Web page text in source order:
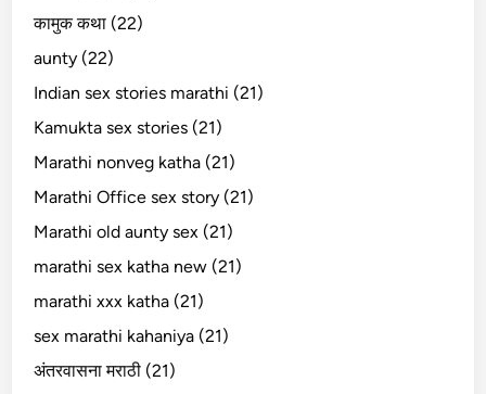
कामुक कथा (22)
aunty (22)
Indian sex stories marathi (21)
Kamukta sex stories (21)
Marathi nonveg katha (21)
Marathi Office sex story (21)
Marathi old aunty sex (21)
marathi sex katha new (21)
marathi xxx katha (21)
sex marathi kahaniya (21)
अंतरवासना मराठी (21)